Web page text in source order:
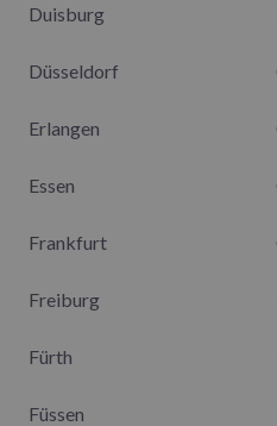
Duisburg
Düsseldorf
Erlangen
Essen
Frankfurt
Freiburg
Fürth
Füssen